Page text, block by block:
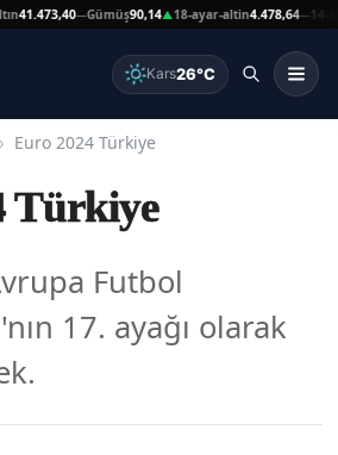
—Gümüş90,14▲18-ayar-altin4.478,64—14-ayar-
Kars26°C
Euro 2024 Türkiye
Türkiye
Futbol
17. ayağı olarak